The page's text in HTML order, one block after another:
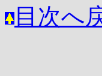
目次へ